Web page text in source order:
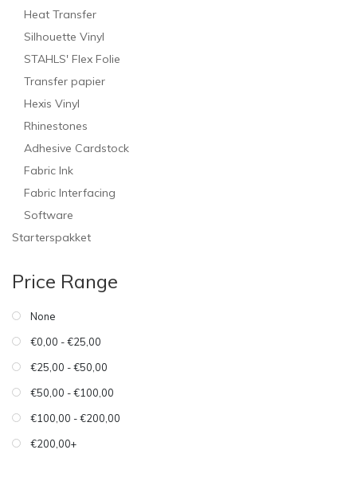
Heat Transfer
Silhouette Vinyl
STAHLS' Flex Folie
Transfer papier
Hexis Vinyl
Rhinestones
Adhesive Cardstock
Fabric Ink
Fabric Interfacing
Software
Starterspakket
Price Range
None
€0,00 - €25,00
€25,00 - €50,00
€50,00 - €100,00
€100,00 - €200,00
€200,00+